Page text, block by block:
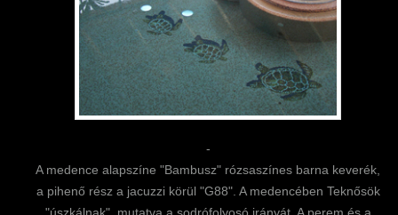
-
A medence alapszíne "Bambusz" rózsaszínes barna keverék,
a pihenő rész a jacuzzi körül "G88". A medencében Teknősök